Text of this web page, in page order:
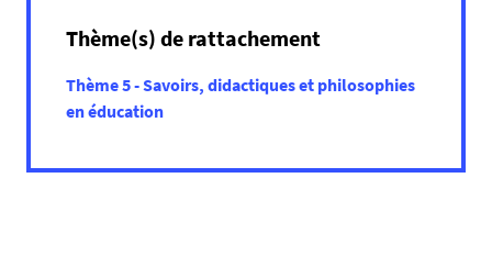
Thème(s) de rattachement
Thème 5 - Savoirs, didactiques et philosophies
en éducation